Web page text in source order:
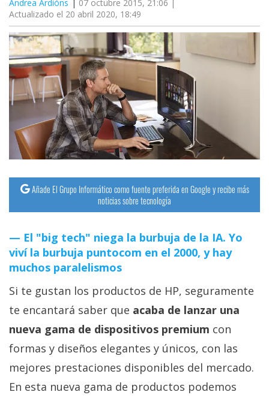
Redes
sociales
Plataformas
streaming
Operadores
Trucos
y
Tutoriales
Ciberseguridad
Sistemas
operativos
Profesional
+
Más
temas
Andrea Ardións
07 octubre 2015, 21:06 |
Actualizado el 20 abril 2020, 18:49
Añade El Grupo Informático como fuente preferida en Google y recibe más
noticias sobre tecnología
El "big tech" niega la burbuja de la IA. Yo
viví la burbuja puntocom en el 2000, y hay
muchos paralelismos
Si te gustan los productos de HP, seguramente
te encantará saber que acaba de lanzar una
nueva gama de dispositivos premium con
formas y diseños elegantes y únicos, con las
mejores prestaciones disponibles del mercado.
En esta nueva gama de productos podemos